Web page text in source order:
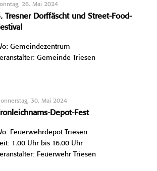
26. Mai 2024
Tresner Dorffäscht und Street-Food-
Gemeindezentrum
Gemeinde Triesen
30. Mai 2024
Depot-Fest
Feuerwehrdepot Triesen
1.00 Uhr bis 16.00 Uhr
Feuerwehr Triesen